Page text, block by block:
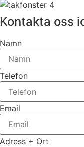
Kontakta oss
Namn
Telefon
Email
Adress + Ort